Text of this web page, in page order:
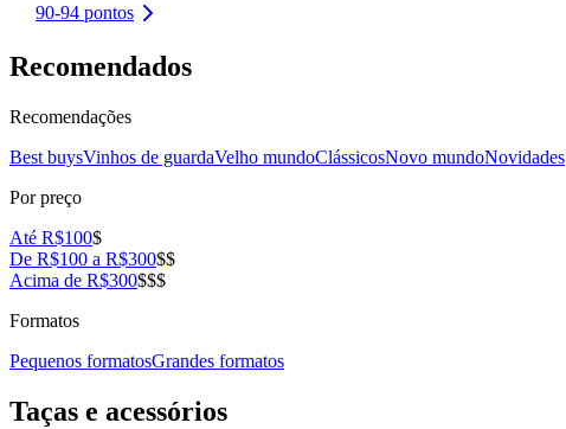
90-94 pontos
Recomendados
Recomendações
Best buysVinhos de guardaVelho mundoClássicosNovo mundoNovidades
Por preço
Até R$100$
De R$100 a R$300$$
Acima de R$300$$$
Formatos
Pequenos formatosGrandes formatos
Taças e acessórios